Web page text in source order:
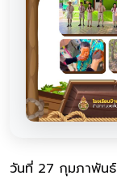
วันที่ 27 กุมภาพันธ์